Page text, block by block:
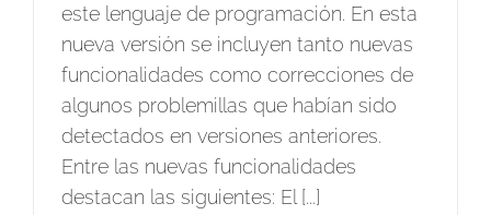
este lenguaje de programación. En esta
nueva versión se incluyen tanto nuevas
funcionalidades como correcciones de
algunos problemillas que habían sido
detectados en versiones anteriores.
Entre las nuevas funcionalidades
destacan las siguientes: El [...]